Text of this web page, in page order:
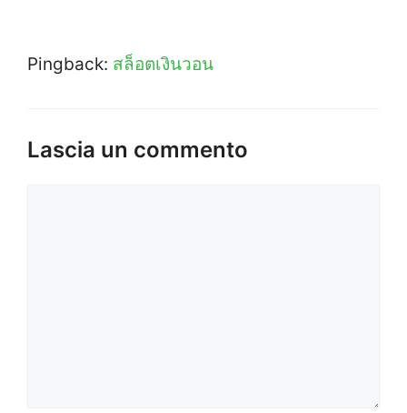
Pingback: สล็อตเงินวอน
Lascia un commento